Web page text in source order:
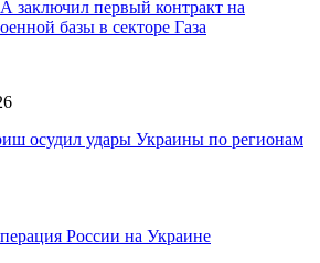
первый контракт на
базы в секторе Газа
осудил удары Украины по регионам
России на Украине